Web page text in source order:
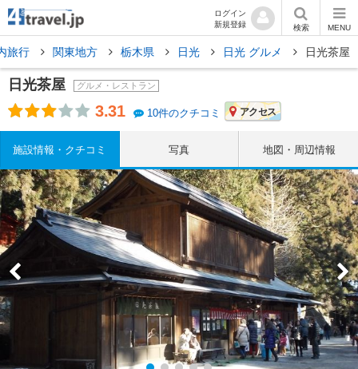
ログイン
新規登録
検索 MENU
旅行 関東地方 栃木県 日光 日光 グルメ 日光茶屋
日光茶屋 グルメ・レストラン
3.31 10件のクチコミ アクセス
施設情報・クチコミ 写真 地図・周辺情報